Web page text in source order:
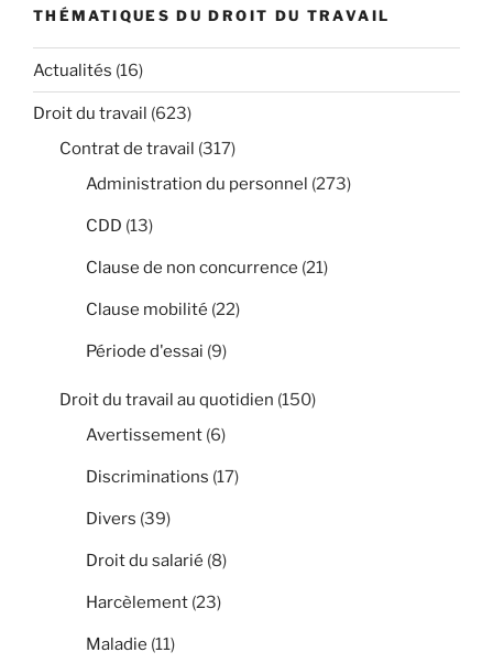
THÉMATIQUES DU DROIT DU TRAVAIL
Actualités (16)
Droit du travail (623)
Contrat de travail (317)
Administration du personnel (273)
CDD (13)
Clause de non concurrence (21)
Clause mobilité (22)
Période d'essai (9)
Droit du travail au quotidien (150)
Avertissement (6)
Discriminations (17)
Divers (39)
Droit du salarié (8)
Harcèlement (23)
Maladie (11)